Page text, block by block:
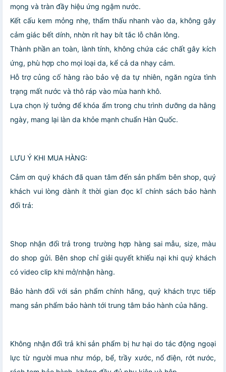
mọng và tràn đầy hiệu ứng ngậm nước.
Kết cấu kem mỏng nhẹ, thẩm thấu nhanh vào da, không gây
cảm giác bết dính, nhờn rít hay bít tắc lỗ chân lông.
Thành phần an toàn, lành tính, không chứa các chất gây kích
ứng, phù hợp cho mọi loại da, kể cả da nhạy cảm.
Hỗ trợ củng cố hàng rào bảo vệ da tự nhiên, ngăn ngừa tình
trạng mất nước và thô ráp vào mùa hanh khô.
Lựa chọn lý tưởng để khóa ẩm trong chu trình dưỡng da hằng
ngày, mang lại làn da khỏe mạnh chuẩn Hàn Quốc.
LƯU Ý KHI MUA HÀNG:
Cảm ơn quý khách đã quan tâm đến sản phẩm bên shop, quý
khách vui lòng dành ít thời gian đọc kĩ chính sách bảo hành
đổi trả:
️Shop nhận đổi trả trong trường hợp hàng sai mẫu, size, màu
do shop gửi. Bên shop chỉ giải quyết khiếu nại khi quý khách
có video clip khi mở/nhận hàng.
️Bảo hành đối với sản phẩm chính hãng, quý khách trực tiếp
mang sản phẩm bảo hành tới trung tâm bảo hành của hãng.
Không nhận đổi trả khi sản phẩm bị hư hại do tác động ngoại
lực từ người mua như móp, bể, trầy xước, nổ điện, rớt nước,